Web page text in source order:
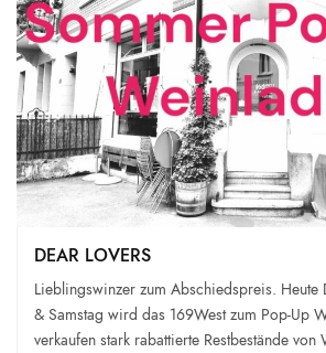
DEAR LOVERS
Lieblingswinzer zum Abschiedspreis. Heute
& Samstag wird das 169West zum Pop-Up
verkaufen stark rabattierte Restbestände